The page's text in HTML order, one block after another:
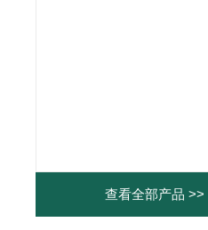
查看全部产品 >>